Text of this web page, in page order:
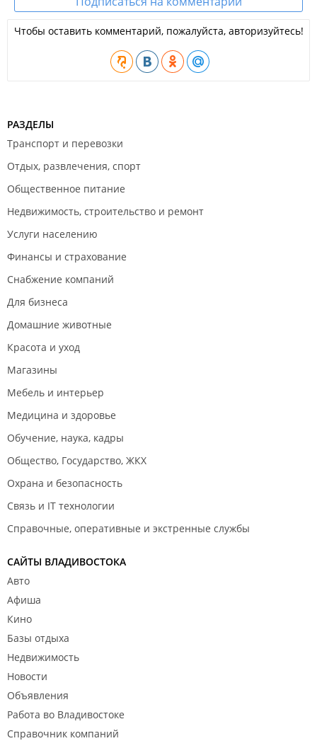
Чтобы оставить комментарий, пожалуйста, авторизуйтесь!
РАЗДЕЛЫ
Транспорт и перевозки
Отдых, развлечения, спорт
Общественное питание
Недвижимость, строительство и ремонт
Услуги населению
Финансы и страхование
Снабжение компаний
Для бизнеса
Домашние животные
Красота и уход
Магазины
Мебель и интерьер
Медицина и здоровье
Обучение, наука, кадры
Общество, Государство, ЖКХ
Охрана и безопасность
Связь и IT технологии
Справочные, оперативные и экстренные службы
САЙТЫ ВЛАДИВОСТОКА
Авто
Афиша
Кино
Базы отдыха
Недвижимость
Новости
Объявления
Работа во Владивостоке
Справочник компаний